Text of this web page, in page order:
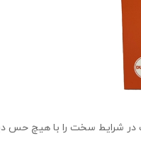
در شرایط سخت را با هیچ